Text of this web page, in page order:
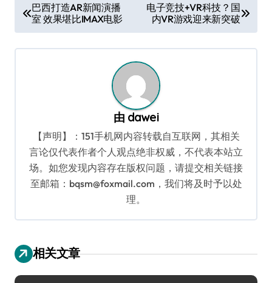
章
导
巴西打造AR新闻演播
室 效果堪比IMAX电影
电子竞技+VR科技？国
内VR游戏迎来新突破
由 dawei
【声明】：151手机网内容转载自互联网，其相关
言论仅代表作者个人观点绝非权威，不代表本站立
场。如您发现内容存在版权问题，请提交相关链接
至邮箱：bqsm@foxmail.com，我们将及时予以处
理。
相关文章